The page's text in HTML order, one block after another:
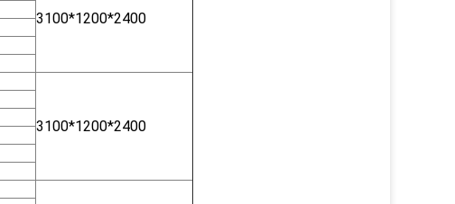
3100*1200*2400
3100*1200*2400